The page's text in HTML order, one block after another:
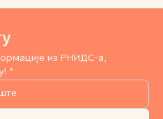
из РНИДС-а,
*